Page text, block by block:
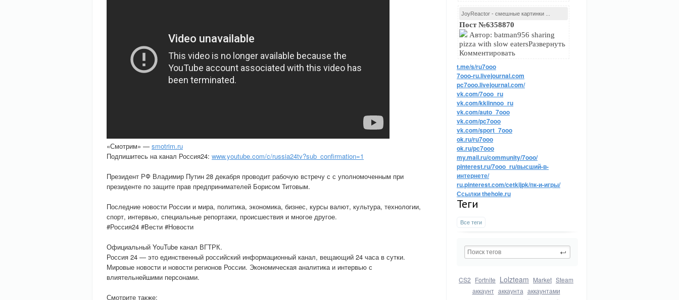
JoyReactor - смешные картинки ...
Пост №6358870
Автор: batman956 sharing
pizza with slow eatersРазвернуть
Комментировать
t.me/s/ru7ooo
7ooo-ru.livejournal.com
pc7ooo.livejournal.com/
vk.com/7ooo_ru
vk.com/kkiinnoo_ru
vk.com/auto_7ooo
vk.com/pc7ooo
vk.com/sport_7ooo
ok.ru/ru7ooo
ok.ru/pc7ooo
my.mail.ru/community/7ooo/
pinterest.ru/7ooo_ru/высший-в-
интернете/
ru.pinterest.com/cetkijpk/пк-и-игры/
Ссылки thehole.ru
Теги
Все теги
CS2 Fortnite Lolzteam Market Steam
аккаунт аккаунта аккаунтами
«Смотрим» — smotrim.ru
Подпишитесь на канал Россия24: www.youtube.com/c/russia24tv?sub_confirmation=1
Президент РФ Владимир Путин 28 декабря проводит рабочую встречу с с уполномоченным при
президенте по защите прав предпринимателей Борисом Титовым.
Последние новости России и мира, политика, экономика, бизнес, курсы валют, культура, технологии,
спорт, интервью, специальные репортажи, происшествия и многое другое.
#Россия24 #Вести #Новости
Официальный YouTube канал ВГТРК.
Россия 24 — это единственный российский информационный канал, вещающий 24 часа в сутки.
Мировые новости и новости регионов России. Экономическая аналитика и интервью с
влиятельнейшими персонами.
Смотрите также: